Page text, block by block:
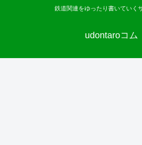
鉄道関連をゆったり書いていく
udontaroコム